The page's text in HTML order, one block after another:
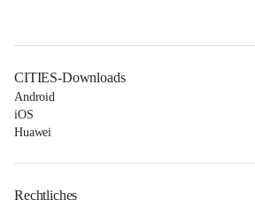
CITIES-Downloads
Android
iOS
Huawei
Rechtliches